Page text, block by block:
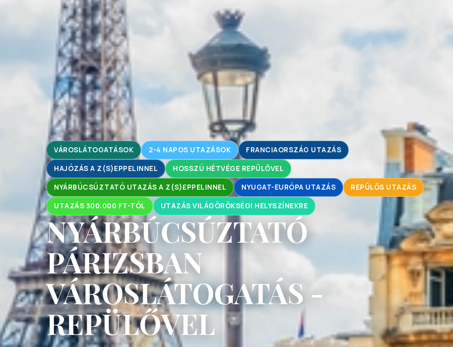
VÁROSLÁTOGATÁSOK 2-4 NAPOS UTAZÁSOK FRANCIAORSZÁG UTAZÁS
HAJÓZÁS A Z(S)EPPELINNEL HOSSZÚ HÉTVÉGE REPÜLŐVEL
NYÁRBÚCSÚZTATÓ UTAZÁS A Z(S)EPPELINNEL NYUGAT-EURÓPA UTAZÁS REPÜLŐS UTAZÁS
UTAZÁS 300.000 FT-TÓL UTAZÁS VILÁGÖRÖKSÉGI HELYSZÍNEKRE
NYÁRBÚCSÚZTATÓ
PÁRIZSBAN
VÁROSLÁTOGATÁS -
REPÜLŐVEL